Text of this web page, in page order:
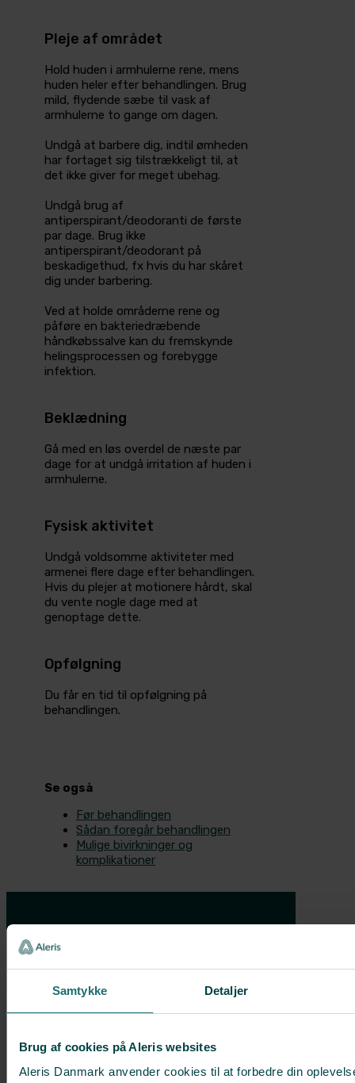
Samtykke Detaljer
Brug af cookies på Aleris websites
Aleris Danmark anvender cookies til at forbedre din
Pleje af området
Hold huden i armhulerne rene, mens
huden heler efter behandlingen. Brug
mild, flydende sæbe til vask af
armhulerne to gange om dagen.
Undgå at barbere dig, indtil ømheden
har fortaget sig tilstrækkeligt til, at
det ikke giver for meget ubehag.
Undgå brug af
antiperspirant/deodoranti de første
par dage. Brug ikke
antiperspirant/deodorant på
beskadigethud, fx hvis du har skåret
dig under barbering.
Ved at holde områderne rene og
påføre en bakteriedræbende
håndkøbssalve kan du fremskynde
helingsprocessen og forebygge
infektion.
Beklædning
Gå med en løs overdel de næste par
dage for at undgå irritation af huden i
armhulerne.
Fysisk aktivitet
Undgå voldsomme aktiviteter med
armenei flere dage efter behandlingen.
Hvis du plejer at motionere hårdt, skal
du vente nogle dage med at
genoptage dette.
Opfølgning
Du får en tid til opfølgning på
behandlingen.
Se også
Før behandlingen
Sådan foregår behandlingen
Mulige bivirkninger og
komplikationer
MEST POPULÆRE BEHANDLINGER
Brystforstørrelse med implantater
Brystløft